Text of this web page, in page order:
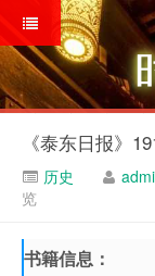
《泰东日报》
历史
览
书籍信息：